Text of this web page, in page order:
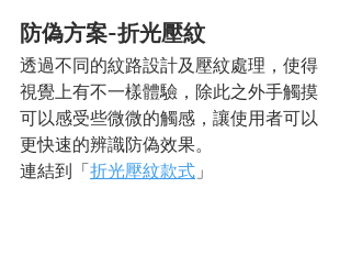
防偽方案-折光壓紋
透過不同的紋路設計及壓紋處理，使得
視覺上有不一樣體驗，除此之外手觸摸
可以感受些微微的觸感，讓使用者可以
更快速的辨識防偽效果。
連結到「折光壓紋款式 」